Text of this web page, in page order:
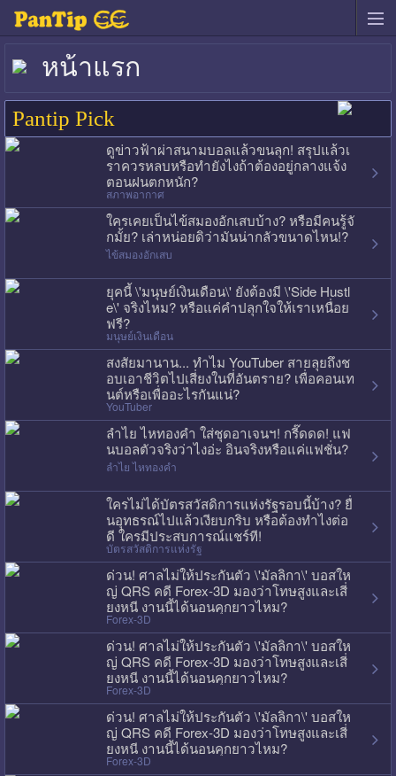
หน้าแรก
Pantip Pick
ดูข่าวฟ้าผ่าสนามบอลแล้วขนลุก! สรุปแล้วเ
ราควรหลบหรือทำยังไงถ้าต้องอยู่กลางแจ้ง
ตอนฝนตกหนัก?
สภาพอากาศ
ใครเคยเป็นไข้สมองอักเสบบ้าง? หรือมีคนรู้จั
กมั้ย? เล่าหน่อยดิว่ามันน่ากลัวขนาดไหน!?
ไข้สมองอักเสบ
ยุคนี้ \'มนุษย์เงินเดือน\' ยังต้องมี \'Side Hustl
e\' จริงไหม? หรือแค่คำปลุกใจให้เราเหนื่อย
ฟรี?
มนุษย์เงินเดือน
สงสัยมานาน... ทำไม YouTuber สายลุยถึงช
อบเอาชีวิตไปเสี่ยงในที่อันตราย? เพื่อคอนเท
นต์หรือเพื่ออะไรกันแน่?
YouTuber
ลำไย ไหทองคำ ใส่ชุดอาเจนฯ! กรี๊ดดด! แฟ
นบอลตัวจริงว่าไงอ่ะ อินจริงหรือแค่แฟชั่น?
ลำไย ไหทองคำ
ใครไม่ได้บัตรสวัสดิการแห่งรัฐรอบนี้บ้าง? ยื่
นอุทธรณ์ไปแล้วเงียบกริบ หรือต้องทำไงต่อ
ดี ใครมีประสบการณ์แชร์ที!
บัตรสวัสดิการแห่งรัฐ
ด่วน! ศาลไม่ให้ประกันตัว \'มัลลิกา\' บอสให
ญ่ QRS คดี Forex-3D มองว่าโทษสูงและเสี่
ยงหนี งานนี้ได้นอนคุกยาวไหม?
Forex-3D
ด่วน! ศาลไม่ให้ประกันตัว \'มัลลิกา\' บอสให
ญ่ QRS คดี Forex-3D มองว่าโทษสูงและเสี่
ยงหนี งานนี้ได้นอนคุกยาวไหม?
Forex-3D
ด่วน! ศาลไม่ให้ประกันตัว \'มัลลิกา\' บอสให
ญ่ QRS คดี Forex-3D มองว่าโทษสูงและเสี่
ยงหนี งานนี้ได้นอนคุกยาวไหม?
Forex-3D